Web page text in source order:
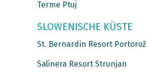
Terme Ptuj
SLOWENISCHE KÜSTE
St. Bernardin Resort Portorož
Salinera Resort Strunjan